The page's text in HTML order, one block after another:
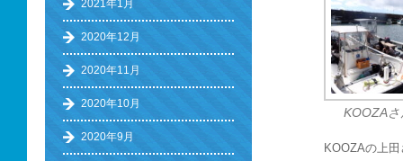
KOOZAさ
KOOZAの上
2021年1月
2020年12月
2020年11月
2020年10月
2020年9月